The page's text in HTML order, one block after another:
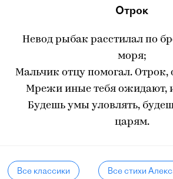
Отрок
Невод рыбак расстилал по
моря;
Мальчик отцу помогал. Отрок,
Мрежи иные тебя ожидают,
Будешь умы уловлять,
царям.
Все классики Все стихи